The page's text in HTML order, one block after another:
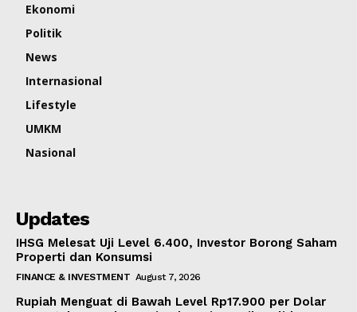
Ekonomi
Politik
News
Internasional
Lifestyle
UMKM
Nasional
Updates
IHSG Melesat Uji Level 6.400, Investor Borong Saham
Properti dan Konsumsi
FINANCE & INVESTMENT August 7, 2026
Rupiah Menguat di Bawah Level Rp17.900 per Dolar